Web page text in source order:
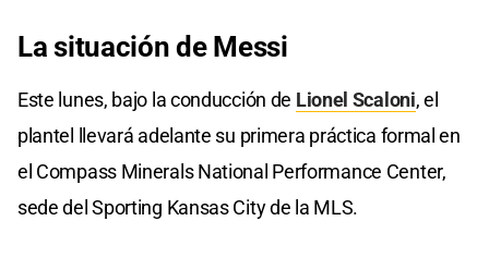
La situación de Messi
Este lunes, bajo la conducción de Lionel Scaloni, el
plantel llevará adelante su primera práctica formal en
el Compass Minerals National Performance Center,
sede del Sporting Kansas City de la MLS.